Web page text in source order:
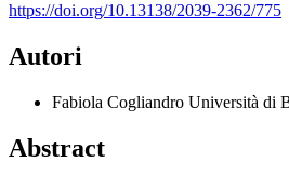
https://doi.org/10.13138/2039-2362/775
Autori
Fabiola Cogliandro Università di
Abstract